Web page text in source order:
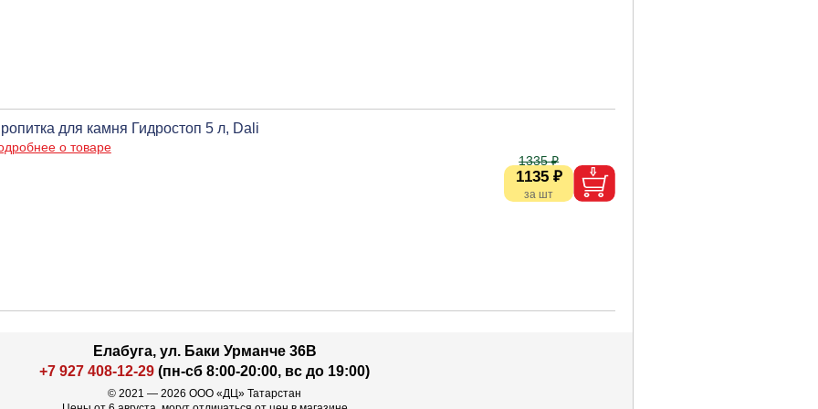
для камня Гидростоп 5 л, Dali
о товаре
1135 ₽
1335 ₽
Елабуга, ул. Баки Урманче 36В
+7 927 408-12-29 (пн-сб 8:00-20:00, вс до 19:00)
© 2021 — 2026 ООО «ДЦ» Татарстан